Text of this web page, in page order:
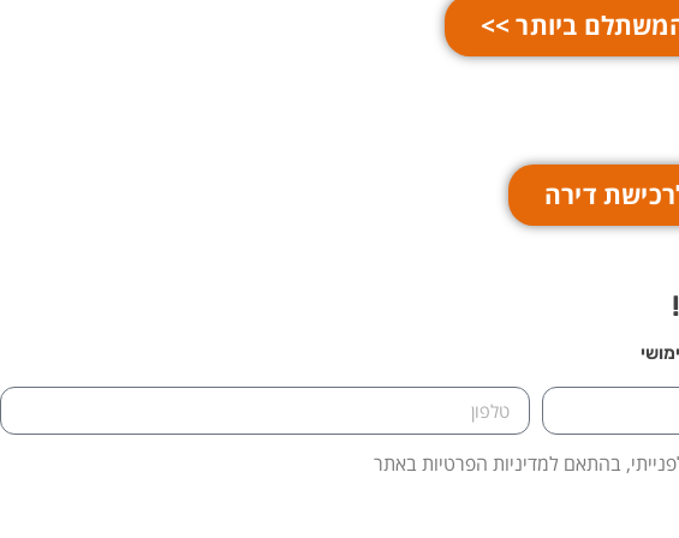
ביותר >>
דירה
בהתאם למדיניות הפרטיות באתר